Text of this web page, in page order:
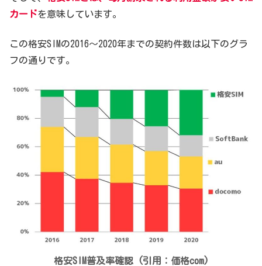
カードを意味しています。
この格安SIMの2016～2020年までの契約件数は以下のグラ
フの通りです。
格安SIM普及率確認 (引用：価格com)